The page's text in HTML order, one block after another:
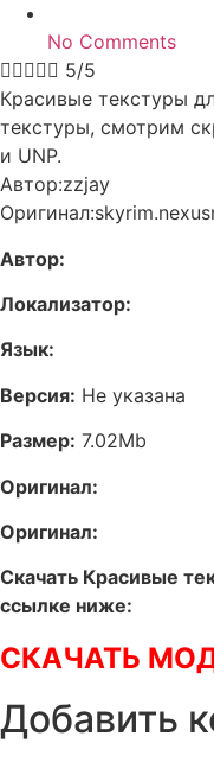
No Comments
 5/5
Красивые текстуры
текстуры, смотрим
и UNP.
Автор:zzjay
Автор:
Локализатор:
Язык:
Версия: Не указана
Размер: 7.02Mb
Оригинал:
Оригинал:
Скачать Красивые
ссылке ниже:
СКАЧАТЬ
Добавить